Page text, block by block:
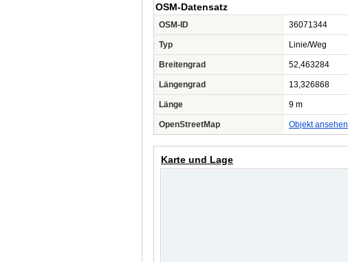
OSM-Datensatz
OSM-ID 36071344
Typ Linie/Weg
Breitengrad 52,463284
Längengrad 13,326868
Länge 9 m
OpenStreetMap Objekt ansehen
Karte und Lage